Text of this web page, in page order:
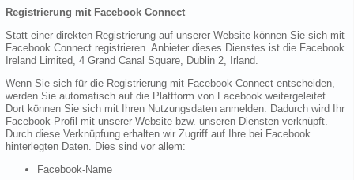
Registrierung mit Facebook Connect
Statt einer direkten Registrierung auf unserer Website können Sie sich mit
Facebook Connect registrieren. Anbieter dieses Dienstes ist die Facebook
Ireland Limited, 4 Grand Canal Square, Dublin 2, Irland.
Wenn Sie sich für die Registrierung mit Facebook Connect entscheiden,
werden Sie automatisch auf die Plattform von Facebook weitergeleitet.
Dort können Sie sich mit Ihren Nutzungsdaten anmelden. Dadurch wird Ihr
Facebook-Profil mit unserer Website bzw. unseren Diensten verknüpft.
Durch diese Verknüpfung erhalten wir Zugriff auf Ihre bei Facebook
hinterlegten Daten. Dies sind vor allem:
Facebook-Name